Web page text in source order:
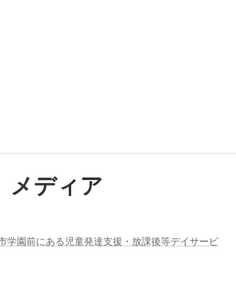
メディア
学園前にある児童発達支援・放課後等デイサービ